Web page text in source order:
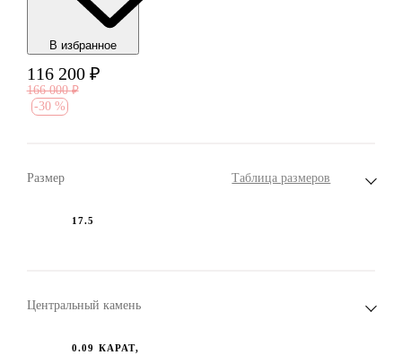
В избранноe
116 200 ₽
166 000 ₽
-30 %
Размер Таблица размеров
17.5
Центральный камень
0.09 КАРАТ,